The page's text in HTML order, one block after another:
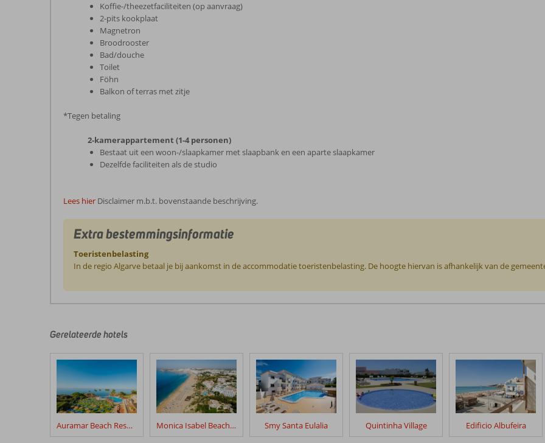
Koffie-/theezetfaciliteiten (op aanvraag)
2-pits kookplaat
Magnetron
Broodrooster
Bad/douche
Toilet
Föhn
Balkon of terras met zitje
*Tegen betaling
2-kamerappartement (1-4 personen)
Bestaat uit een woon-/slaapkamer met slaapbank en een aparte slaapkamer
Dezelfde faciliteiten als de studio
Lees hier Disclaimer m.b.t. bovenstaande beschrijving.
Extra bestemmingsinformatie
Toeristenbelasting
In de regio Algarve betaal je bij aankomst in de accommodatie toeristenbelasting. De hoogte hiervan is afhankelijk van de
door
klanten
geschreven
na
hun
verblijf
Bayside
Gerelateerde hotels
Auramar Beach Resort Monica Isabel Beach Club Smy Santa Eulalia Quintinha Village Edificio Albufeira